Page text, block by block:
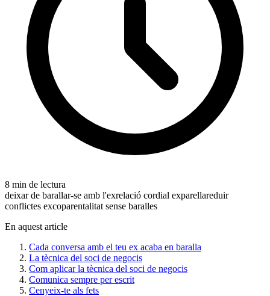
8 min de lectura
deixar de barallar-se amb l'exrelació cordial exparellareduir
conflictes excoparentalitat sense baralles
En aquest article
Cada conversa amb el teu ex acaba en baralla
La tècnica del soci de negocis
Com aplicar la tècnica del soci de negocis
Comunica sempre per escrit
Cenyeix-te als fets